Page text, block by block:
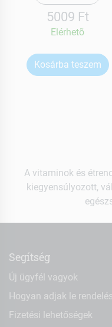
5009 Ft
Elérhetõ
Kosárba teszem
A vitaminok és
kiegyensúlyozott,
Segítség
Új ügyfél vagyok
Hogyan adjak le
Fizetési lehetőségek